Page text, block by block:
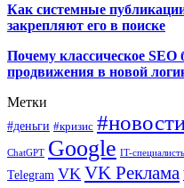
Как системные
закрепляют его в поиске
Почему классическое SEO
продвижения в новой
Метки
#деньги #кризис
ChatGPT Google IT-
Telegram VK VK Реклама